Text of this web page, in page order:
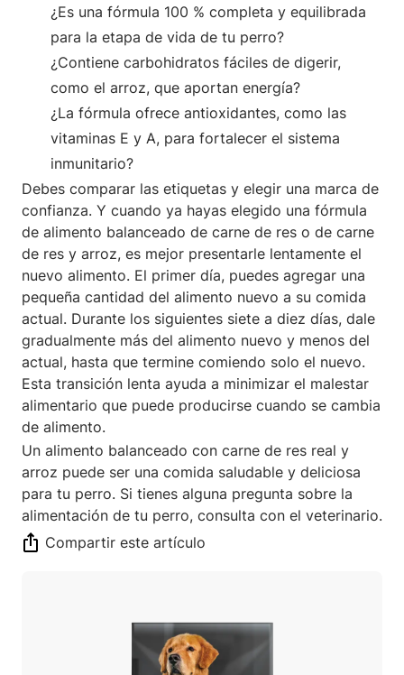
¿Es una fórmula 100 % completa y equilibrada
para la etapa de vida de tu perro?
¿Contiene carbohidratos fáciles de digerir,
como el arroz, que aportan energía?
¿La fórmula ofrece antioxidantes, como las
vitaminas E y A, para fortalecer el sistema
inmunitario?
Debes comparar las etiquetas y elegir una marca de
confianza. Y cuando ya hayas elegido una fórmula
de alimento balanceado de carne de res o de carne
de res y arroz, es mejor presentarle lentamente el
nuevo alimento. El primer día, puedes agregar una
pequeña cantidad del alimento nuevo a su comida
actual. Durante los siguientes siete a diez días, dale
gradualmente más del alimento nuevo y menos del
actual, hasta que termine comiendo solo el nuevo.
Esta transición lenta ayuda a minimizar el malestar
alimentario que puede producirse cuando se cambia
de alimento.
Un alimento balanceado con carne de res real y
arroz puede ser una comida saludable y deliciosa
para tu perro. Si tienes alguna pregunta sobre la
alimentación de tu perro, consulta con el veterinario.
Compartir este artículo